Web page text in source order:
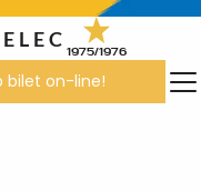
1975/1976
bilet on-line!